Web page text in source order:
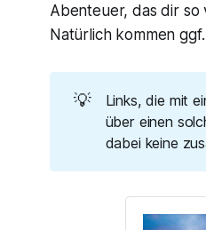
Abenteuer, das dir so
Natürlich kommen
💡
Links, die mit
über einen
dabei keine